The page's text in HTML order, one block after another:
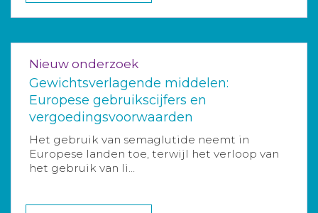
Nieuw onderzoek
Gewichtsverlagende middelen:
Europese gebruikscijfers en
vergoedingsvoorwaarden
Het gebruik van semaglutide neemt in
Europese landen toe, terwijl het verloop van
het gebruik van li...